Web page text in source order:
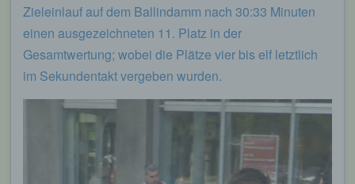
Zieleinlauf auf dem Ballindamm nach 30:33 Minuten
einen ausgezeichneten 11. Platz in der
Gesamtwertung; wobei die Plätze vier bis elf letztlich
im Sekundentakt vergeben wurden.